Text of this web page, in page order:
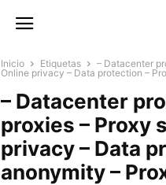
Inicio Etiquetas
– Datacenter
Online privacy – Data protection –
– Datacenter
proxies – Proxy
privacy – Data
anonymity –